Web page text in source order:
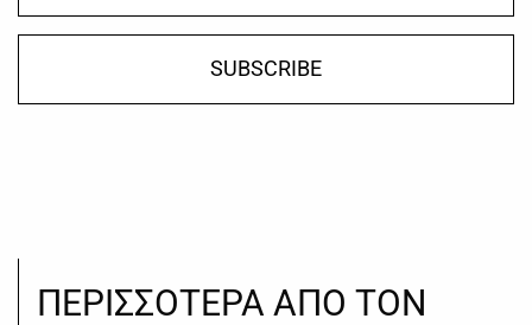
SUBSCRIBE
ΠΕΡΙΣΣΟΤΕΡΑ ΑΠΟ ΤΟΝ